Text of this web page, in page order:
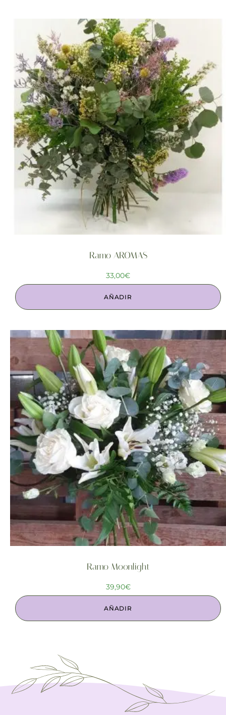
Ramo AROMAS
33,00€
AÑADIR
Ramo Moonlight
39,90€
AÑADIR